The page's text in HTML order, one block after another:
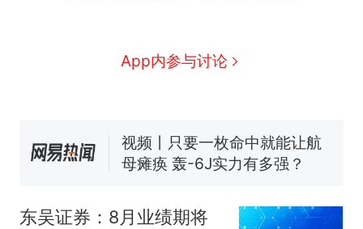
App内参与讨论
新 全球唯一没有法定首都的国
家，刚改国名，总统就邀请中
视频丨只要一枚命中就能让航
母瘫痪 轰-6J实力有多强？
电力部门回应
东吴证券：8月业绩期将